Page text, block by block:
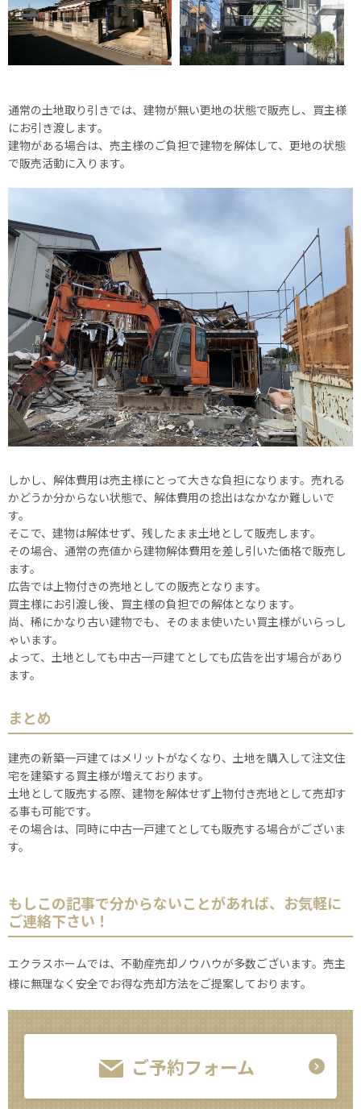
通常の土地取り引きでは、建物が無い更地の状態で販売し、買主様
にお引き渡します。
建物がある場合は、売主様のご負担で建物を解体して、更地の状態
で販売活動に入ります。
しかし、解体費用は売主様にとって大きな負担になります。売れる
かどうか分からない状態で、解体費用の捻出はなかなか難しいで
す。
そこで、建物は解体せず、残したまま土地として販売します。
その場合、通常の売値から建物解体費用を差し引いた価格で販売し
ます。
広告では上物付きの売地としての販売となります。
買主様にお引渡し後、買主様の負担での解体となります。
尚、稀にかなり古い建物でも、そのまま使いたい買主様がいらっし
ゃいます。
よって、土地としても中古一戸建てとしても広告を出す場合があり
ます。
まとめ
建売の新築一戸建てはメリットがなくなり、土地を購入して注文住
宅を建築する買主様が増えております。
土地として販売する際、建物を解体せず上物付き売地として売却す
る事も可能です。
その場合は、同時に中古一戸建てとしても販売する場合がございま
す。
もしこの記事で分からないことがあれば、お気軽に
ご連絡下さい！
エクラスホームでは、不動産売却ノウハウが多数ございます。売主
様に無理なく安全でお得な売却方法をご提案しております。
ご予約フォーム